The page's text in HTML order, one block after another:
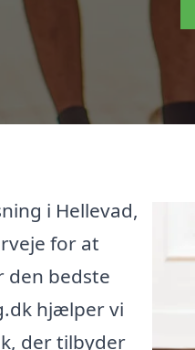
i Hellevad,
for at
den bedste
hjælper vi
der tilbyder